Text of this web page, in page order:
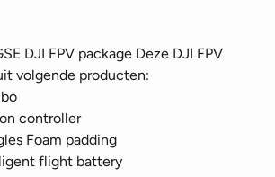
DJI FPV package Deze DJI FPV
volgende producten:
controller
Foam padding
flight battery